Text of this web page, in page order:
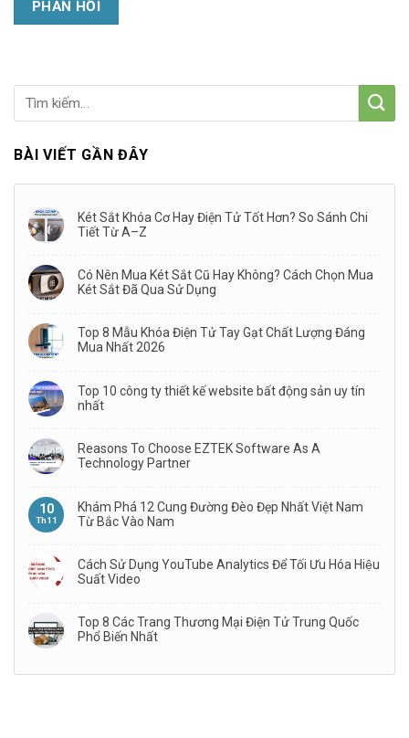
BÀI VIẾT GẦN ĐÂY
Két Sắt Khóa Cơ Hay Điện Tử Tốt Hơn? So Sánh Chi
Tiết Từ A–Z
Có Nên Mua Két Sắt Cũ Hay Không? Cách Chọn Mua
Két Sắt Đã Qua Sử Dụng
Top 8 Mẫu Khóa Điện Tử Tay Gạt Chất Lượng Đáng
Mua Nhất 2026
Top 10 công ty thiết kế website bất động sản uy tín
nhất
Reasons To Choose EZTEK Software As A
Technology Partner
10
Th11
Khám Phá 12 Cung Đường Đèo Đẹp Nhất Việt Nam
Từ Bắc Vào Nam
Cách Sử Dụng YouTube Analytics Để Tối Ưu Hóa Hiệu
Suất Video
Top 8 Các Trang Thương Mại Điện Tử Trung Quốc
Phổ Biến Nhất